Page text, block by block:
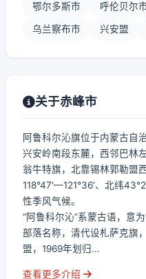
鄂尔多斯市 呼伦贝尔
乌兰察布市 兴安盟
关于赤峰市
阿鲁科尔沁旗位于内蒙古自
兴安岭南段东麓，西邻巴林
翁牛特旗，北靠锡林郭勒盟
118°47′—121°36′、北纬
性季风气候。
“阿鲁科尔沁”系蒙古语，意
部落名称，清代设札萨克旗
盟，1969年划归...
查看更多介绍